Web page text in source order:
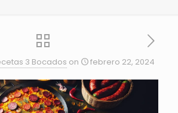
3 Bocados on febrero 22, 2024